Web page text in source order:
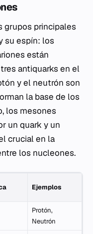
grupos principales
su espín: los
están
antiquarks en el
y el neutrón son
la base de los
los mesones
un quark y un
crucial en la
los nucleones.
Ejemplos
Protón,
Neutrón